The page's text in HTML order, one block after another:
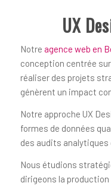
UX
Notre agence web en
conception centrée
réaliser des projets
génèrent un impact
Notre approche UX
formes de données
des audits analytiques
Nous étudions
dirigeons la